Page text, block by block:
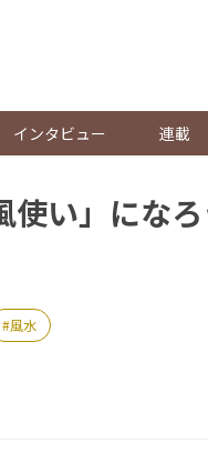
インタビュー 連載
い」にな
風水